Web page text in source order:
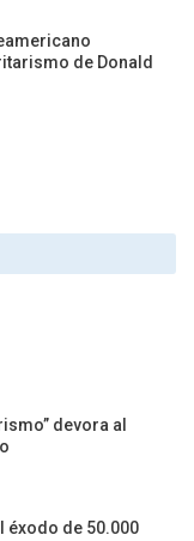
de Donald
devora al
éxodo de 50.000